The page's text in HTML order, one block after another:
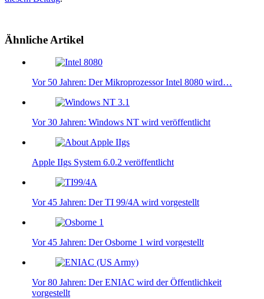
Ähnliche Artikel
Vor 50 Jahren: Der Mikroprozessor Intel 8080 wird…
Vor 30 Jahren: Windows NT wird veröffentlicht
Apple IIgs System 6.0.2 veröffentlicht
Vor 45 Jahren: Der TI 99/4A wird vorgestellt
Vor 45 Jahren: Der Osborne 1 wird vorgestellt
Vor 80 Jahren: Der ENIAC wird der Öffentlichkeit
vorgestellt